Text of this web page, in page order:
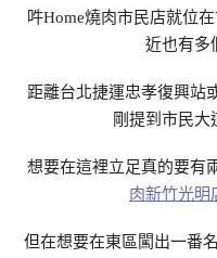
吽Home燒肉市民店就位
近也有多
距離台北捷運忠孝復興站
剛提到市民大
想要在這裡立足真的要有
肉新竹光明
但在想要在東區闖出一番